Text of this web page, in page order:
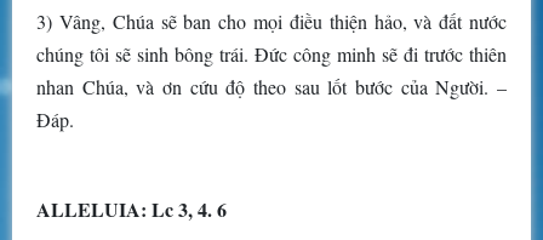
3) Vâng, Chúa sẽ ban cho mọi điều thiện hảo, và đất nước
chúng tôi sẽ sinh bông trái. Đức công minh sẽ đi trước thiên
nhan Chúa, và ơn cứu độ theo sau lốt bước của Người. –
Đáp.
ALLELUIA: Lc 3, 4. 6